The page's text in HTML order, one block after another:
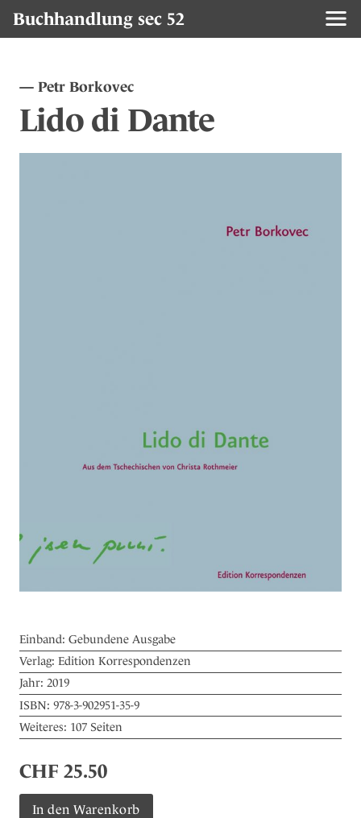
Buchhandlung sec 52
Petr Borkovec
Lido di Dante
Einband: Gebundene Ausgabe
Verlag: Edition Korrespondenzen
Jahr: 2019
ISBN: 978-3-902951-35-9
Weiteres: 107 Seiten
CHF 25.50
In den Warenkorb